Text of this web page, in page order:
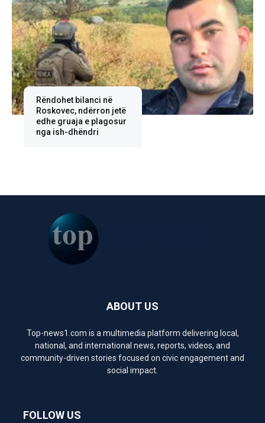
Rëndohet bilanci në
Roskovec, ndërron jetë
edhe gruaja e plagosur
nga ish-dhëndri
ABOUT US
Top-news1.com is a multimedia platform delivering local,
national, and international news, reports, videos, and
community-driven stories focused on civic engagement and
social impact.
FOLLOW US